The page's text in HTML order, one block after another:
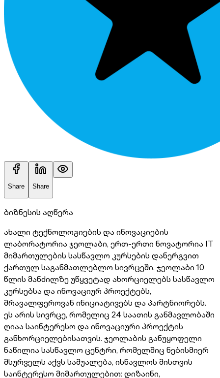
Share Share
ბიზნესის აღწერა
ახალი ტექნოლოგიების და ინოვაციების
ლაბორატორია ჯეოლაბი, ერთ-ერთი ნოვატორია IT
მიმართულების სასწავლო კურსების დანერგვით
ქართულ საგანმათლებლო სივრცეში. ჯეოლაბი 10
წლის მანძილზე უწყვეტად ახორციელებს სასწავლო
კურსებსა და ინოვაციურ პროექტებს,
მრავალფეროვან ინიციატივებს და პარტნიორებს.
ეს არის სივრცე, რომელიც 24 საათის განმავლობაში
ღიაა საინტერესო და ინოვაციური პროექტის
განხორციელებისათვის. ჯეოლაბის განუყოფელი
ნაწილია სასწავლო ცენტრი, რომელშიც ნებისმიერ
მსურველს აქვს საშუალება, ისწავლოს მისთვის
საინტერესო მიმართულებით: დიზაინი,